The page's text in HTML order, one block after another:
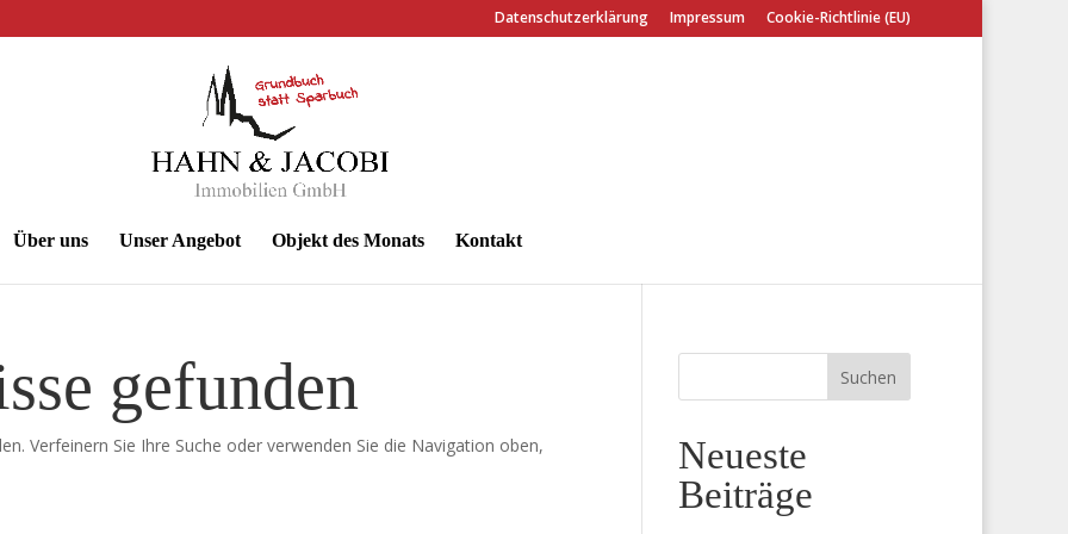
Datenschutzerklärung Impressum Cookie-Richtlinie (EU)
Über uns Unser Angebot Objekt des Monats Kontakt
gefunden
Verfeinern Sie Ihre Suche oder verwenden Sie die Navigation oben,
Neueste
Beiträge